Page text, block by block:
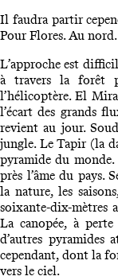
Il faudra partir
Pour Flores. Au
L’approche est
à travers la forêt
l’hélicoptère. El
l’écart des grands
revient au jour.
jungle. Le Tapir (la
pyramide du
près l’âme du pays.
la nature, les
soixante-dix-mètres
La canopée, à
d’autres pyramides
cependant, dont la
vers le ciel.